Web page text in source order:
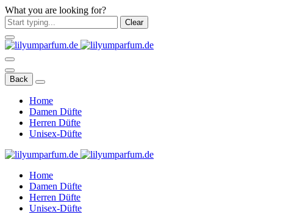
What you are looking for?
Clear
Back
Home
Damen Düfte
Herren Düfte
Unisex-Düfte
Home
Damen Düfte
Herren Düfte
Unisex-Düfte